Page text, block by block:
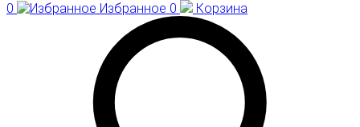
0 Избранное 0 Корзина